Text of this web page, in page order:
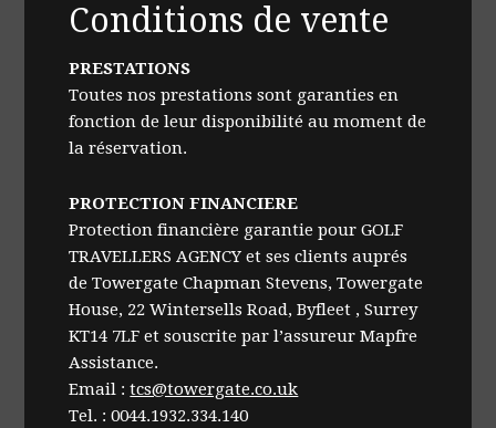
Conditions de vente
PRESTATIONS
Toutes nos prestations sont garanties en
fonction de leur disponibilité au moment de
la réservation.
PROTECTION FINANCIERE
Protection financière garantie pour GOLF
TRAVELLERS AGENCY et ses clients auprés
de Towergate Chapman Stevens, Towergate
House, 22 Wintersells Road, Byfleet , Surrey
KT14 7LF et souscrite par l’assureur Mapfre
Assistance.
Email :tcs@towergate.co.uk
Tel. : 0044.1932.334.140